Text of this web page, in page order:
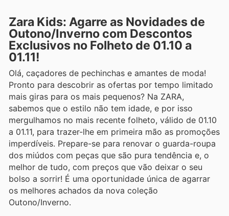
Zara Kids: Agarre as Novidades de
Outono/Inverno com Descontos
Exclusivos no Folheto de 01.10 a
01.11!
Olá, caçadores de pechinchas e amantes de moda!
Pronto para descobrir as ofertas por tempo limitado
mais giras para os mais pequenos? Na ZARA,
sabemos que o estilo não tem idade, e por isso
mergulhamos no mais recente folheto, válido de 01.10
a 01.11, para trazer-lhe em primeira mão as promoções
imperdíveis. Prepare-se para renovar o guarda-roupa
dos miúdos com peças que são pura tendência e, o
melhor de tudo, com preços que vão deixar o seu
bolso a sorrir! É uma oportunidade única de agarrar
os melhores achados da nova coleção
Outono/Inverno.